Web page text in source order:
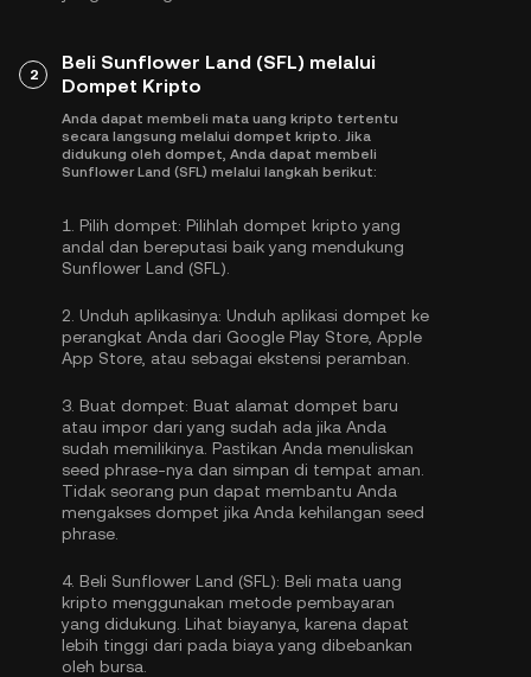
2
Beli Sunflower Land (SFL) melalui
Dompet Kripto
Anda dapat membeli mata uang kripto tertentu
secara langsung melalui dompet kripto. Jika
didukung oleh dompet, Anda dapat membeli
Sunflower Land (SFL) melalui langkah berikut:
1. Pilih dompet: Pilihlah dompet kripto yang
andal dan bereputasi baik yang mendukung
Sunflower Land (SFL).
2. Unduh aplikasinya: Unduh aplikasi dompet ke
perangkat Anda dari Google Play Store, Apple
App Store, atau sebagai ekstensi peramban.
3. Buat dompet: Buat alamat dompet baru
atau impor dari yang sudah ada jika Anda
sudah memilikinya. Pastikan Anda menuliskan
seed phrase-nya dan simpan di tempat aman.
Tidak seorang pun dapat membantu Anda
mengakses dompet jika Anda kehilangan seed
phrase.
4. Beli Sunflower Land (SFL): Beli mata uang
kripto menggunakan metode pembayaran
yang didukung. Lihat biayanya, karena dapat
lebih tinggi dari pada biaya yang dibebankan
oleh bursa.